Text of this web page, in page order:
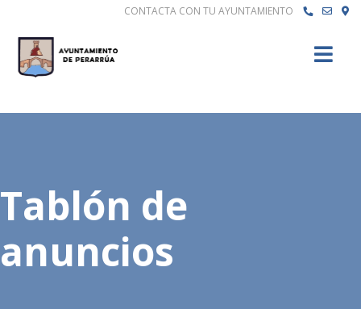
CONTACTA CON TU AYUNTAMIENTO
Tablón de
anuncios